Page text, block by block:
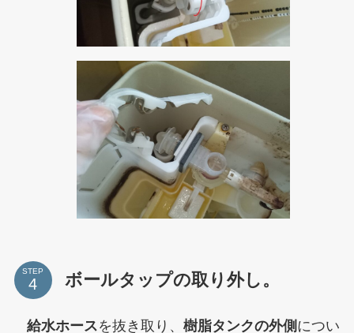
STEP ボールタップの取り外し。
給水ホース を抜き取り、 樹脂タンクの外側 につい